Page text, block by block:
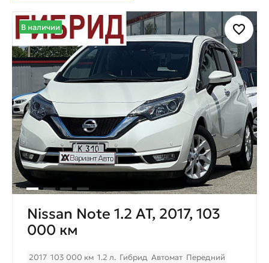
В наличии
Nissan Note 1.2 AT, 2017, 103
000 км
2017 103 000 км 1.2 л. Гибрид Автомат Передний